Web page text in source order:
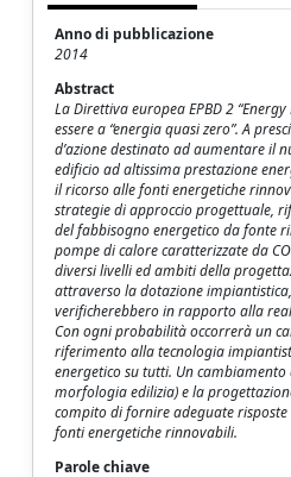
Anno di pubblicazione
2014
Abstract
La Direttiva europea EPBD 2
essere a “energia quasi zero”. A
d’azione destinato ad aumentare il
edificio ad altissima prestazione
il ricorso alle fonti energetiche
strategie di approccio progettuale,
del fabbisogno energetico da fonte
pompe di calore caratterizzate da
diversi livelli ed ambiti della
attraverso la dotazione
verificherebbero in rapporto alla
Con ogni probabilità occorrerà un
riferimento alla tecnologia
energetico su tutti. Un
morfologia edilizia) e la
compito di fornire adeguate
fonti energetiche rinnovabili.
Parole chiave